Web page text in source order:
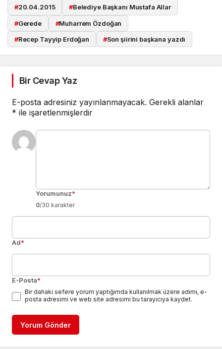
#20.04.2015 #Belediye Başkanı Mustafa Allar
#Gerede #Muharrem Özdoğan
#Recep Tayyip Erdoğan #Son şiirini başkana yazdı
Bir Cevap Yaz
E-posta adresiniz yayınlanmayacak. Gerekli alanlar
* ile işaretlenmişlerdir
Yorumunuz*
0/30 karakter
Ad*
E-Posta*
Bir dahaki sefere yorum yaptığımda kullanılmak üzere adımı, e-
posta adresimi ve web site adresimi bu tarayıcıya kaydet.
Yorum Gönder